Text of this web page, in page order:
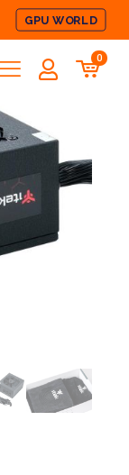
GPU WORLD
0